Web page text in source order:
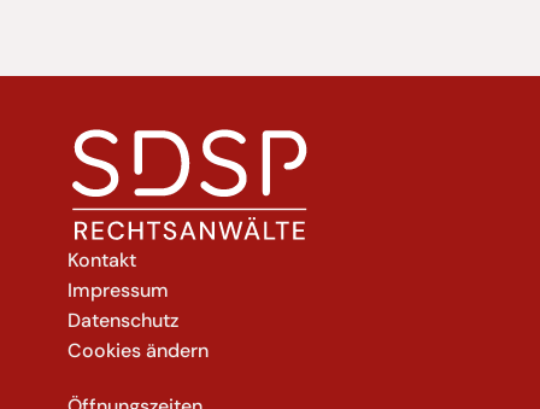
Kontakt
Impressum
Datenschutz
Cookies ändern